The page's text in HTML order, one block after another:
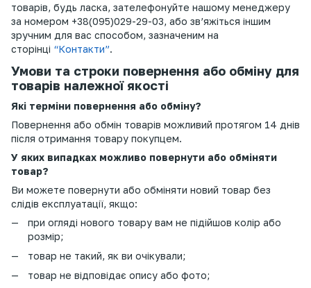
товарів, будь ласка, зателефонуйте нашому менеджеру
за номером +38(095)029-29-03, або зв’яжіться іншим
зручним для вас способом, зазначеним на
сторінці “Контакти”.
Умови та строки повернення або обміну для
товарів належної якості
Які терміни повернення або обміну?
Повернення або обмін товарів можливий протягом 14 днів
після отримання товару покупцем.
У яких випадках можливо повернути або обміняти
товар?
Ви можете повернути або обміняти новий товар без
слідів експлуатації, якщо:
при огляді нового товару вам не підійшов колір або
розмір;
товар не такий, як ви очікували;
товар не відповідає опису або фото;